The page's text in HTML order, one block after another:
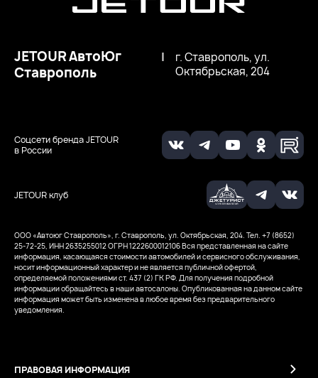
JETOUR клуб
Соцсети бренда JETOUR
в России
JETOUR АвтоЮг
Ставрополь
|
г. Ставрополь, ул.
Октябрьская, 204
ООО «Автоюг Ставрополь», г. Ставрополь, ул. Октябрьская, 204. Тел. +7 (8652)
25-72-25, ИНН 2635255012ОГРН 1222600012106Вся представленная на сайте
информация, касающаяся стоимости автомобилей и сервисного обслуживания,
носит информационный характер и не является публичной офертой,
определяемой положениями ст. 437 (2) ГК РФ. Для получения подробной
информации обращайтесь в наши автосалоны. Опубликованная на данном сайте
информация может быть изменена в любое время без предварительного
уведомления.
ПРАВОВАЯ ИНФОРМАЦИЯ